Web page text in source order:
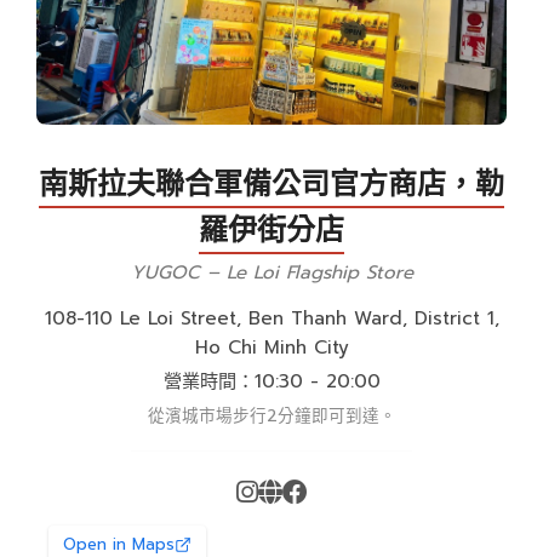
南斯拉夫聯合軍備公司官方商店，勒
羅伊街分店
YUGOC – Le Loi Flagship Store
108-110 Le Loi Street, Ben Thanh Ward, District 1,
Ho Chi Minh City
營業時間：10:30 - 20:00
從濱城市場步行2分鐘即可到達。
Open in Maps